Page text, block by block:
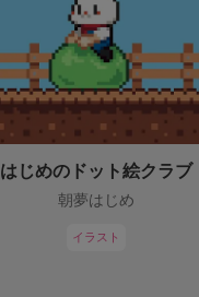
はじめのドット絵クラブ
朝夢はじめ
イラスト